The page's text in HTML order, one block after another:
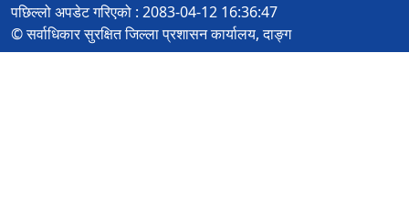
पछिल्लो अपडेट गरिएको : 2083-04-12 16:36:47
© सर्वाधिकार सुरक्षित जिल्ला प्रशासन कार्यालय, दाङ्ग